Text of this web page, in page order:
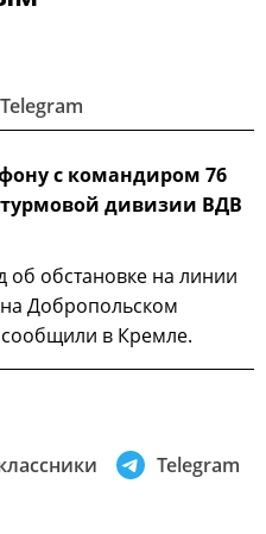
Telegram
с командиром 76
дивизии ВДВ
об обстановке на линии
Добропольском
в Кремле.
Telegram